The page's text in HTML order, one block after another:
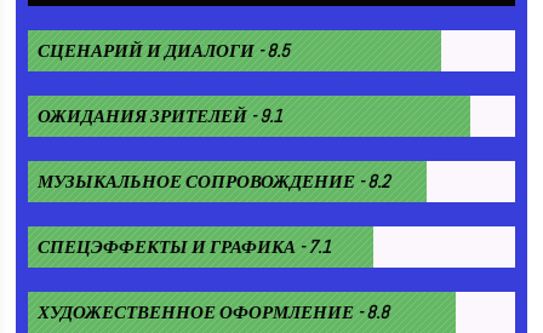
СЦЕНАРИЙ И ДИАЛОГИ - 8.5
ОЖИДАНИЯ ЗРИТЕЛЕЙ - 9.1
МУЗЫКАЛЬНОЕ СОПРОВОЖДЕНИЕ - 8.2
СПЕЦЭФФЕКТЫ И ГРАФИКА - 7.1
ХУДОЖЕСТВЕННОЕ ОФОРМЛЕНИЕ - 8.8